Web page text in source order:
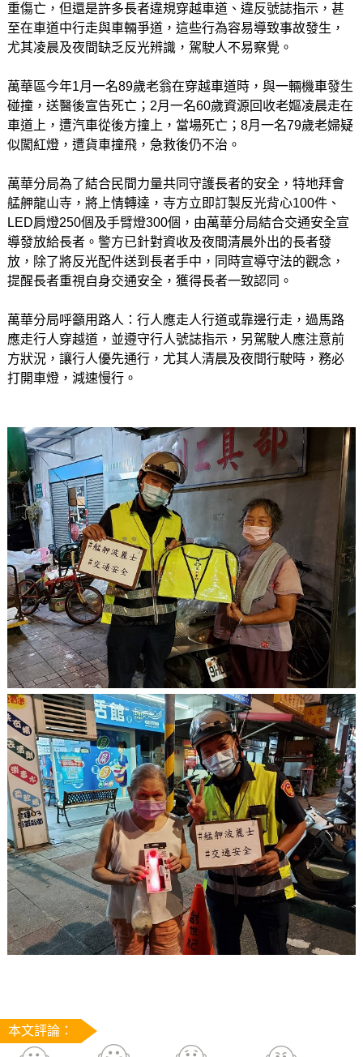
重傷亡，但還是許多長者違規穿越車道、違反號誌指示，甚
至在車道中行走與車輛爭道，這些行為容易導致事故發生，
尤其凌晨及夜間缺乏反光辨識，駕駛人不易察覺。
萬華區今年1月一名89歲老翁在穿越車道時，與一輛機車發生
碰撞，送醫後宣告死亡；2月一名60歲資源回收老嫗凌晨走在
車道上，遭汽車從後方撞上，當場死亡；8月一名79歲老婦疑
似闖紅燈，遭貨車撞飛，急救後仍不治。
萬華分局為了結合民間力量共同守護長者的安全，特地拜會
艋舺龍山寺，將上情轉達，寺方立即訂製反光背心100件、
LED肩燈250個及手臂燈300個，由萬華分局結合交通安全宣
導發放給長者。警方已針對資收及夜間清晨外出的長者發
放，除了將反光配件送到長者手中，同時宣導守法的觀念，
提醒長者重視自身交通安全，獲得長者一致認同。
萬華分局呼籲用路人：行人應走人行道或靠邊行走，過馬路
應走行人穿越道，並遵守行人號誌指示，另駕駛人應注意前
方狀況，讓行人優先通行，尤其人清晨及夜間行駛時，務必
打開車燈，減速慢行。
本文評論：